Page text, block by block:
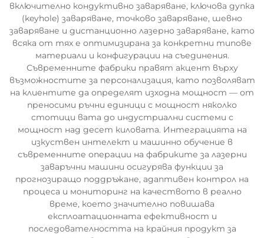
включително кондуктивно заваряване, ключова дупка
(keyhole) заваряване, точково заваряване, шевно
заваряване и дистанционно лазерно заваряване, като
всяка от тях е оптимизирана за конкретни типове
материали и конфигурации на съединения.
Съвременните фабрики правят акцент върху
възможностите за персонализация, като позволяват
на клиентите да определят изходна мощност — от
преносими ръчни единици с мощност няколко
стотици вата до индустриални системи с
мощност над десет киловата. Интеграцията на
изкуствен интелект и машинно обучение в
съвременните операции на фабриките за лазерни
заваръчни машини осигурява функции за
прогнозиращо поддръжане, адаптивен контрол на
процеса и мониторинг на качеството в реално
време, което значително повишава
експлоатационната ефективност и
последователността на крайния продукт за